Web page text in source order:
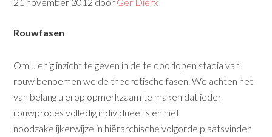
Rouwfasen
Om u enig inzicht te geven in de te doorlopen stadia van
rouw benoemen we de theoretische fasen. We achten het
van belang u erop opmerkzaam te maken dat ieder
rouwproces volledig individueel is en niet
noodzakelijkerwijze in hiërarchische volgorde plaatsvinden